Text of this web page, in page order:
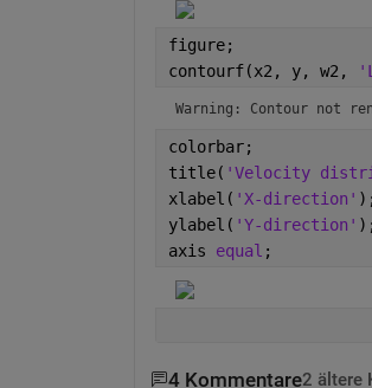
figure;
contourf(x2, y, w2,
Warning: Contour not
colorbar;
title( 'Velocity
xlabel( 'X-direction' );
ylabel( 'Y-direction' );
axis equal ;
4 Kommentare2 ältere